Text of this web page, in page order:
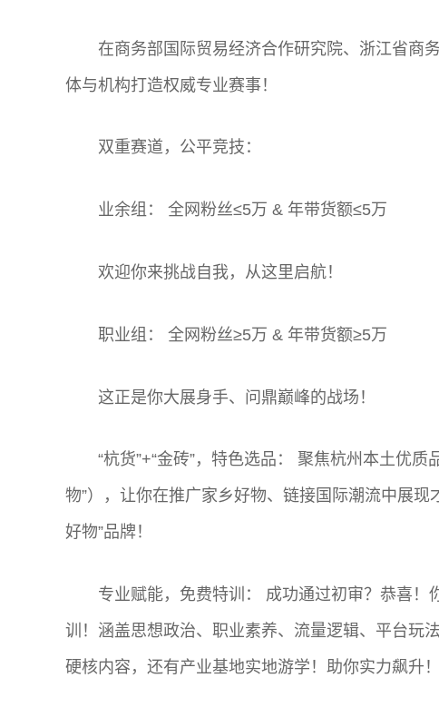
在商务部国际贸易经济合作研究院、浙江省商
体与机构打造权威专业赛事！
双重赛道，公平竞技：
业余组： 全网粉丝≤5万 & 年带货额≤5万
欢迎你来挑战自我，从这里启航！
职业组： 全网粉丝≥5万 & 年带货额≥5万
这正是你大展身手、问鼎巅峰的战场！
“杭货”+“金砖”，特色选品： 聚焦杭州本土优
物”），让你在推广家乡好物、链接国际潮流中展现
好物”品牌！
专业赋能，免费特训： 成功通过初审？恭喜
训！涵盖思想政治、职业素养、流量逻辑、平台玩
硬核内容，还有产业基地实地游学！助你实力飙升！